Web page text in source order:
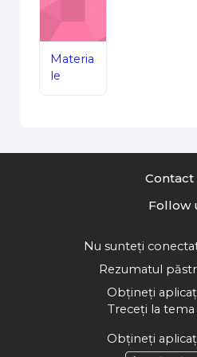
Materia
le
Contact
Follow
Nu sunteți
Rezumatul
Obțineți
Treceți la
Obțineți